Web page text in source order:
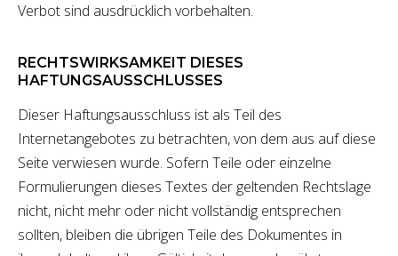
Verbot sind ausdrücklich vorbehalten.
RECHTSWIRKSAMKEIT DIESES
HAFTUNGSAUSSCHLUSSES
Dieser Haftungsausschluss ist als Teil des
Internetangebotes zu betrachten, von dem aus auf diese
Seite verwiesen wurde. Sofern Teile oder einzelne
Formulierungen dieses Textes der geltenden Rechtslage
nicht, nicht mehr oder nicht vollständig entsprechen
sollten, bleiben die übrigen Teile des Dokumentes in